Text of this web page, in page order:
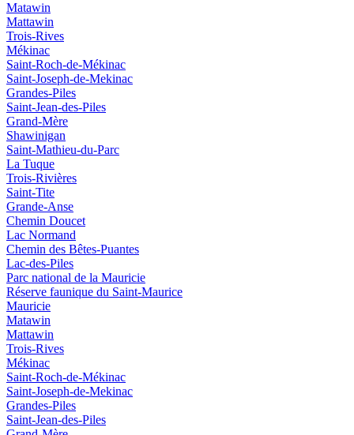
Matawin
Mattawin
Trois-Rives
Mékinac
Saint-Roch-de-Mékinac
Saint-Joseph-de-Mekinac
Grandes-Piles
Saint-Jean-des-Piles
Grand-Mère
Shawinigan
Saint-Mathieu-du-Parc
La Tuque
Trois-Rivières
Saint-Tite
Grande-Anse
Chemin Doucet
Lac Normand
Chemin des Bêtes-Puantes
Lac-des-Piles
Parc national de la Mauricie
Réserve faunique du Saint‑Maurice
Mauricie
Matawin
Mattawin
Trois-Rives
Mékinac
Saint-Roch-de-Mékinac
Saint-Joseph-de-Mekinac
Grandes-Piles
Saint-Jean-des-Piles